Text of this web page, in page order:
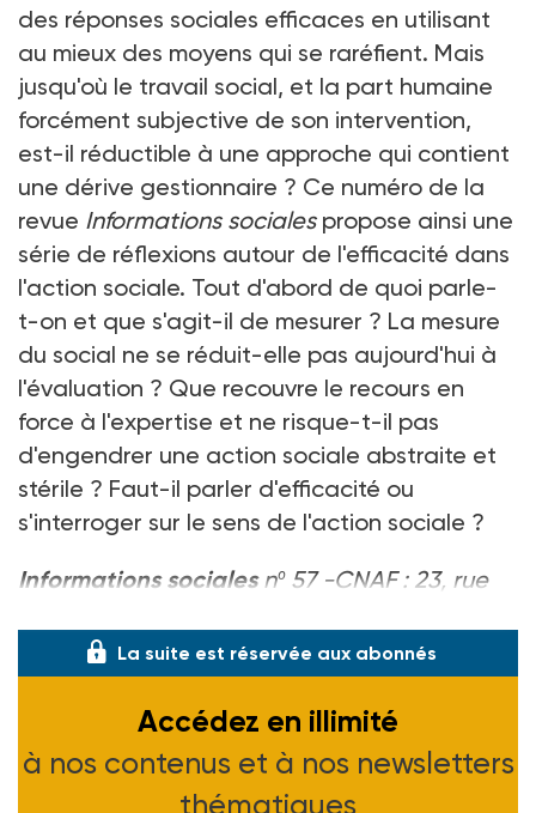
des réponses sociales efficaces en utilisant
au mieux des moyens qui se raréfient. Mais
jusqu'où le travail social, et la part humaine
forcément subjective de son intervention,
est-il réductible à une approche qui contient
une dérive gestionnaire ? Ce numéro de la
revue Informations socialespropose ainsi une
série de réflexions autour de l'efficacité dans
l'action sociale. Tout d'abord de quoi parle-
t-on et que s'agit-il de mesurer ? La mesure
du social ne se réduit-elle pas aujourd'hui à
l'évaluation ? Que recouvre le recours en
force à l'expertise et ne risque-t-il pas
d'engendrer une action sociale abstraite et
stérile ? Faut-il parler d'efficacité ou
s'interroger sur le sens de l'action sociale ?
Informations socialesnº 57 -CNAF : 23, rue
La suite est réservée aux abonnés
Accédez en illimité
à nos contenus et à nos newsletters
thématiques